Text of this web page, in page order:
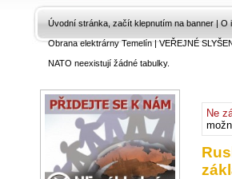
Úvodní stránka, začít klepnutím na banner | O
Obrana elektrárny Temelín|VEŘEJNÉ
NATO neexistují žádné tabulky.
Ne